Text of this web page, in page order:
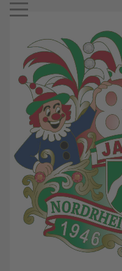
Mobile Menu Toggle